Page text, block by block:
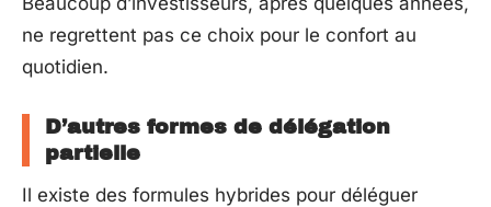
ne regrettent pas ce choix pour le confort au
quotidien.
D’autres formes de délégation
partielle
Il existe des formules hybrides pour déléguer